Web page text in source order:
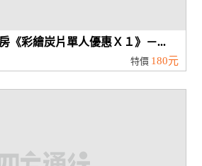
《彩繪炭片單人優惠Ｘ１》－...
特價 180元